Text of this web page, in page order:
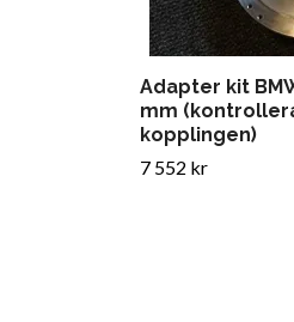
Adapter kit
mm
kopplingen)
7 552 kr